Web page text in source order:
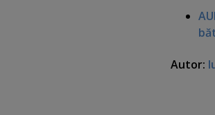
Autor: